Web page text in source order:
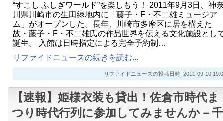
“すこし ふしぎワールド”を楽しもう！ 2011年9月3日、神
川県川崎市の生田緑地内に「藤子・F・不二雄ミュージア
ム」がオープンした。長年、川崎市多摩区に居を構えた
故・藤子・F・不二雄氏の作品世界を伝える文化施設とし
誕生。 入館は日時指定による完全予約制…
リファイドニュースの続きを読む...
リファイドニュースの投稿日時: 2011-09-10
【速報】姫様衣装も貸出！佐倉市時代ま
つり時代行列に参加してみませんか－千